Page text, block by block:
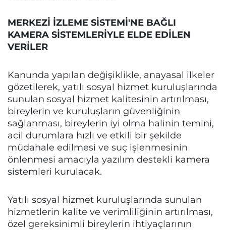
MERKEZİ İZLEME SİSTEMİ'NE BAĞLI
KAMERA SİSTEMLERİYLE ELDE EDİLEN
VERİLER
Kanunda yapılan değişiklikle, anayasal ilkeler
gözetilerek, yatılı sosyal hizmet kuruluşlarında
sunulan sosyal hizmet kalitesinin artırılması,
bireylerin ve kuruluşların güvenliğinin
sağlanması, bireylerin iyi olma halinin temini,
acil durumlara hızlı ve etkili bir şekilde
müdahale edilmesi ve suç işlenmesinin
önlenmesi amacıyla yazılım destekli kamera
sistemleri kurulacak.
Yatılı sosyal hizmet kuruluşlarında sunulan
hizmetlerin kalite ve verimliliğinin artırılması,
özel gereksinimli bireylerin ihtiyaçlarının